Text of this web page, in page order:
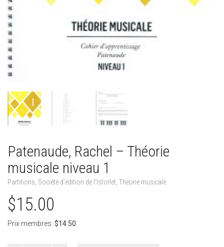
Patenaude, Rachel – Théorie
musicale niveau 1
Partitions, Société d'édition de l'Istorlet, Théorie musicale
$15.00
Prix membres: $14.50